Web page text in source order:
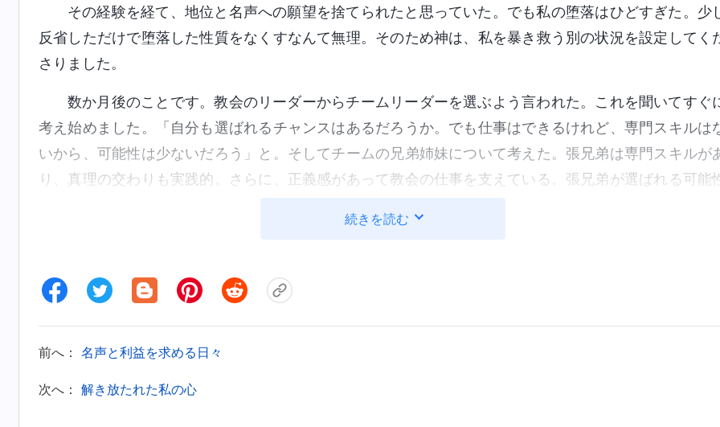
その経験を経て、地位と名声への願望を捨てられたと思っていた。でも私の堕落はひどすぎた。少
反省しただけで堕落した性質をなくすなんて無理。そのため神は、私を暴き救う別の状況を設定してく
さりました。
数か月後のことです。教会のリーダーからチームリーダーを選ぶよう言われた。これを聞いてすぐ
考え始めました。「自分も選ばれるチャンスはあるだろうか。でも仕事はできるけれど、専門スキルは
いから、可能性は少ないだろう」と。そしてチームの兄弟姉妹について考えた。張兄弟は専門スキルが
り、真理の交わりも実践的。さらに、正義感があって教会の仕事を支えている。張兄弟が選ばれる可能
ーに選ばれたら、彼が私に指図するようになるだろう、私が劣って見えないだろうか、そう、嫌な気分に
ろうか」。兄弟姉妹のほとんど、他のチームの人々までもが、いつも彼に助けを求めていたことを思い出
しました。とても立派に思えた。チームリーダーになったら、自分に勝るのでは？ 張兄弟に投票したく
分の仕事の未熟さを恨みました。その時、ひどい考えが浮かんだ。「自分がチームリーダーになれないな
ら、張兄弟にもならせない」。そして、専門知識の少ない呉兄弟に投票したのです。驚いたことに、それ
続きを読む
前へ： 名声と利益を求める日々
次へ： 解き放たれた私の心